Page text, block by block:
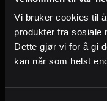
Vi bruker cookies til
produkter fra sosiale
Dette gjør vi for å gi
kan når som helst